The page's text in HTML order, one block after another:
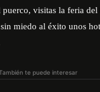
visitas la feria del
miedo al éxito unos
te puede interesar